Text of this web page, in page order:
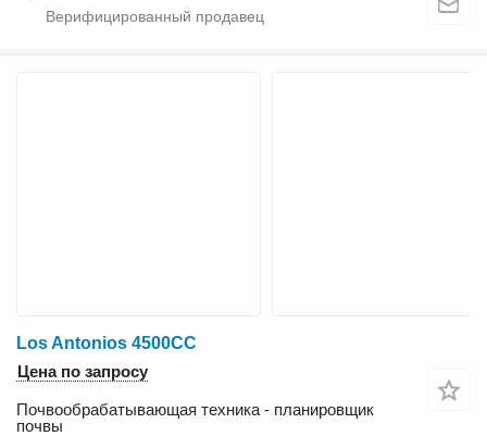
Los Antonios 4500CC
Цена по запросу
Почвообрабатывающая техника - планировщик
почвы